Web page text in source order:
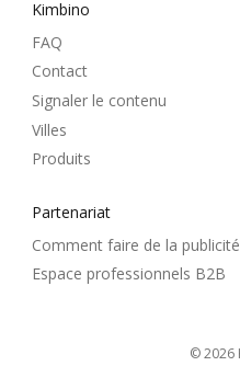
Kimbino
FAQ
Contact
Signaler le contenu
Villes
Produits
Partenariat
Comment faire de la publicité
Espace professionnels B2B
© 2026